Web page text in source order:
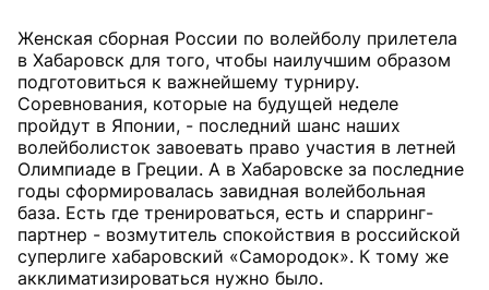
Женская сборная России по волейболу прилетела
в Хабаровск для того, чтобы наилучшим образом
подготовиться к важнейшему турниру.
Соревнования, которые на будущей неделе
пройдут в Японии, - последний шанс наших
волейболисток завоевать право участия в летней
Олимпиаде в Греции. А в Хабаровске за последние
годы сформировалась завидная волейбольная
база. Есть где тренироваться, есть и спарринг-
партнер - возмутитель спокойствия в российской
суперлиге хабаровский «Самородок». К тому же
акклиматизироваться нужно было.